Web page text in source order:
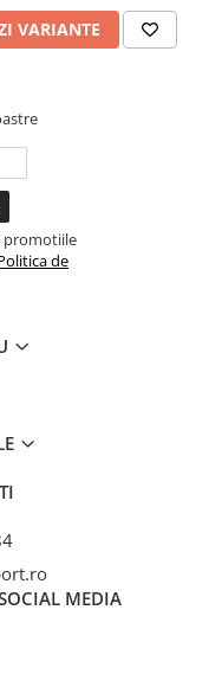
VARIANTE
promotiile
de
MEDIA